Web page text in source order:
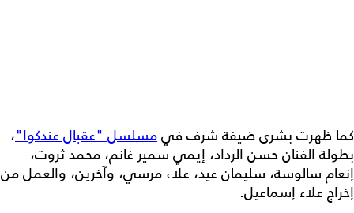
كما ظهرت بشرى ضيفة شرف فيمسلسل "عقبال عندكوا"،
بطولة الفنان حسن الرداد، إيمي سمير غانم، محمد ثروت،
إنعام سالوسة، سليمان عيد، علاء مرسي، وآخرين، والعمل من
إخراج علاء إسماعيل.